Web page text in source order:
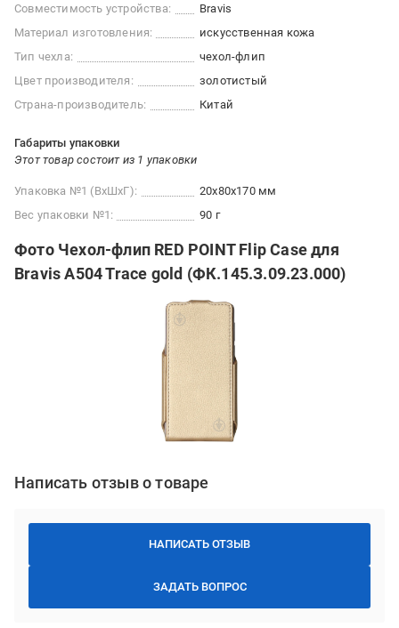
Совместимость устройства:
Bravis
Материал изготовления:
искусственная кожа
Тип чехла:
чехол-флип
Цвет производителя:
золотистый
Страна-производитель:
Китай
Габариты упаковки
Этот товар состоит из 1 упаковки
Упаковка №1 (ВхШхГ):
20x80x170 мм
Вес упаковки №1:
90 г
Фото Чехол-флип RED POINT Flip Case для
Bravis A504 Trace gold (ФК.145.З.09.23.000)
Написать отзыв о товаре
НАПИСАТЬ ОТЗЫВ
ЗАДАТЬ ВОПРОС